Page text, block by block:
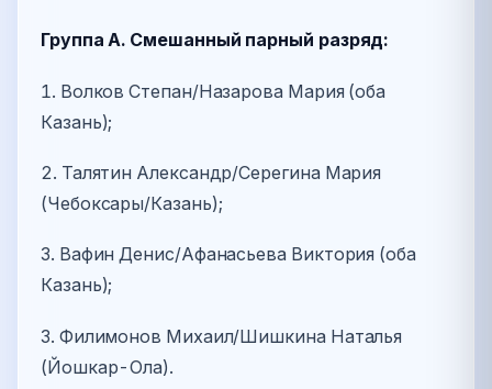
Группа А. Смешанный парный разряд:
1. Волков Степан/Назарова Мария (оба
Казань);
2. Талятин Александр/Серегина Мария
(Чебоксары/Казань);
3. Вафин Денис/Афанасьева Виктория (оба
Казань);
3. Филимонов Михаил/Шишкина Наталья
(Йошкар-Ола).